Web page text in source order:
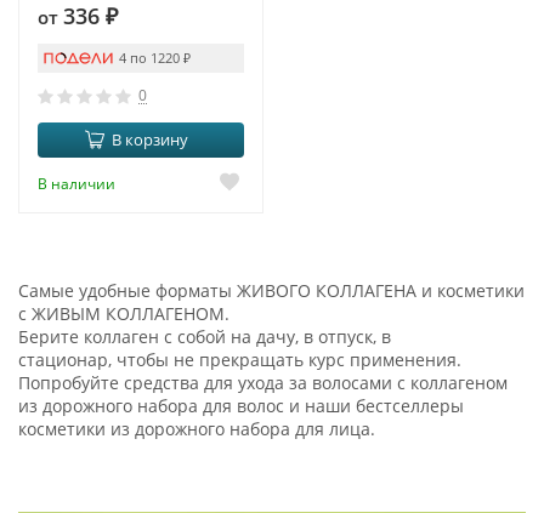
от 336 ₽
4 по 1220 ₽
0
В корзину
В наличии
Самые удобные форматы ЖИВОГО КОЛЛАГЕНА и косметики
с ЖИВЫМ КОЛЛАГЕНОМ.
Берите коллаген с собой на дачу, в отпуск, в
стационар, чтобы не прекращать курс применения.
Попробуйте средства для ухода за волосами с коллагеном
из дорожного набора для волос и наши бестселлеры
косметики из дорожного набора для лица.